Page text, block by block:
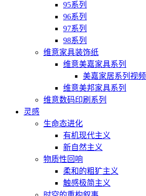
95系列
96系列
97系列
98系列
维意家具装饰纸
维意美嘉家具系列
美嘉家居系列视频
维意美邦家具系列
维意数码印刷系列
灵感
生命态进化
有机现代主义
新自然主义
物质性回响
柔和的粗犷主义
触感极简主义